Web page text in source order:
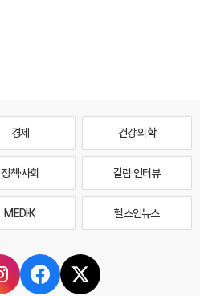
경제 건강·의학
정책·사회 칼럼·인터뷰
MEDI·K 헬스인뉴스